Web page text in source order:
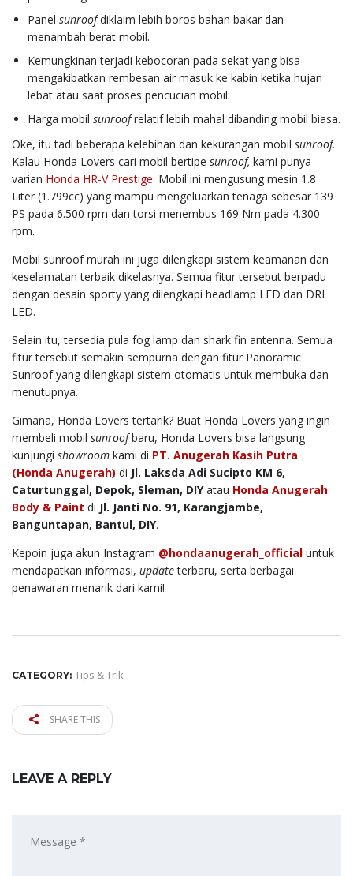
Panel sunroofdiklaim lebih boros bahan bakar dan
menambah berat mobil.
Kemungkinan terjadi kebocoran pada sekat yang bisa
mengakibatkan rembesan air masuk ke kabin ketika hujan
lebat atau saat proses pencucian mobil.
Harga mobil sunroofrelatif lebih mahal dibanding mobil biasa.
Oke, itu tadi beberapa kelebihan dan kekurangan mobil sunroof.
Kalau Honda Lovers cari mobil bertipe sunroof, kami punya
varian Honda HR-V Prestige. Mobil ini mengusung mesin 1.8
Liter (1.799cc) yang mampu mengeluarkan tenaga sebesar 139
PS pada 6.500 rpm dan torsi menembus 169 Nm pada 4.300
rpm.
Mobil sunroof murah ini juga dilengkapi sistem keamanan dan
keselamatan terbaik dikelasnya. Semua fitur tersebut berpadu
dengan desain sporty yang dilengkapi headlamp LED dan DRL
LED.
Selain itu, tersedia pula fog lamp dan shark fin antenna. Semua
fitur tersebut semakin sempurna dengan fitur Panoramic
Sunroof yang dilengkapi sistem otomatis untuk membuka dan
menutupnya.
Gimana, Honda Lovers tertarik? Buat Honda Lovers yang ingin
membeli mobil sunroofbaru, Honda Lovers bisa langsung
kunjungi showroom kami di PT. Anugerah Kasih Putra
(Honda Anugerah) di Jl. Laksda Adi Sucipto KM 6,
Caturtunggal, Depok, Sleman, DIYatau Honda Anugerah
Body & Paint di Jl. Janti No. 91, Karangjambe,
Banguntapan, Bantul, DIY.
Kepoin juga akun Instagram @hondaanugerah_official untuk
mendapatkan informasi, updateterbaru, serta berbagai
penawaran menarik dari kami!
CATEGORY: Tips & Trik
SHARE THIS
LEAVE A REPLY